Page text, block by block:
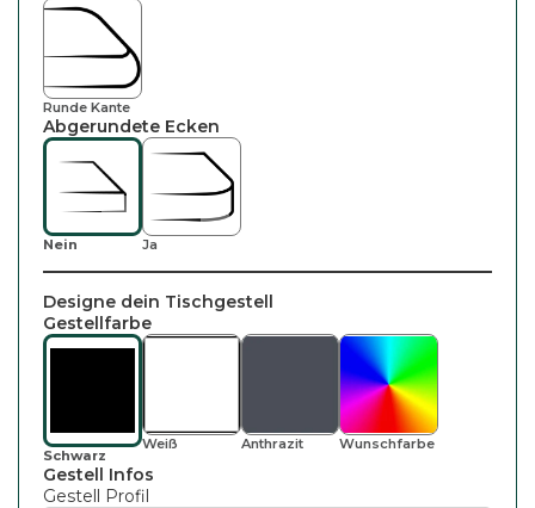
Runde Kante
Abgerundete Ecken
Nein Ja
Designe dein Tischgestell
Gestellfarbe
Schwarz
Weiß Anthrazit WunschFarbe
Gestell Infos
Gestell Profil